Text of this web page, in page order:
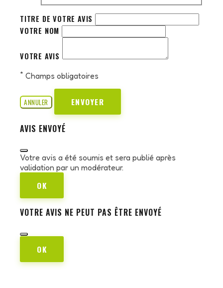
TITRE DE VOTRE AVIS
VOTRE NOM
VOTRE AVIS
* Champs obligatoires
ANNULER ENVOYER
AVIS ENVOYÉ
Votre avis a été soumis et sera publié après
validation par un modérateur.
OK
VOTRE AVIS NE PEUT PAS ÊTRE ENVOYÉ
OK